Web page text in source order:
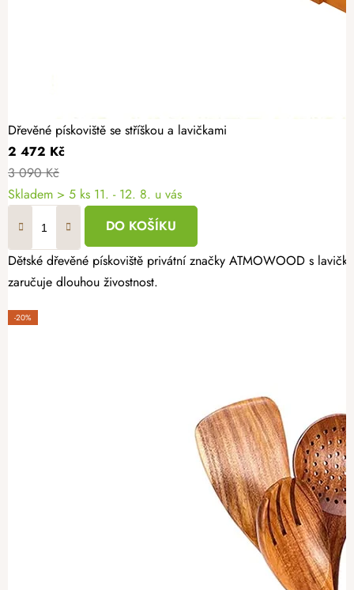
Dřevěné pískoviště se stříškou a lavičkami
2 472 Kč
3 090 Kč
Skladem > 5 ks 11. - 12. 8. u vás
DO KOŠÍKU
Dětské dřevěné pískoviště privátní značky ATMOWOOD s
zaručuje dlouhou živostnost.
-20%